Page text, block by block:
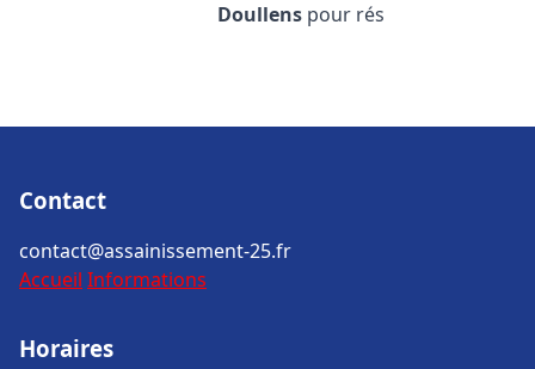
Doullens pour rés
Contact
contact@assainissement-25.fr
Accueil Informations
Horaires